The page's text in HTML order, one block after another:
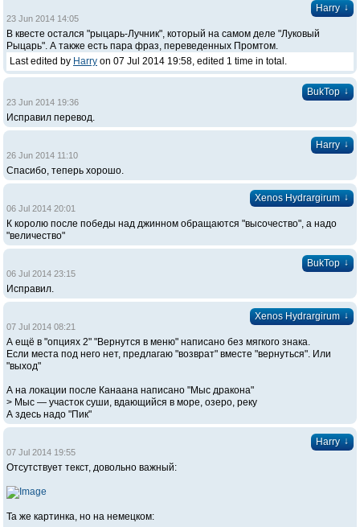
Harry ↓
23 Jun 2014 14:05
В квесте остался "рыцарь-Лучник", который на самом деле "Луковый
Рыцарь". А также есть пара фраз, переведенных Промтом.
Last edited by Harry on 07 Jul 2014 19:58, edited 1 time in total.
BukTop ↓
23 Jun 2014 19:36
Исправил перевод.
Harry ↓
26 Jun 2014 11:10
Спасибо, теперь хорошо.
Xenos Hydrargirum ↓
06 Jul 2014 20:01
К королю после победы над джинном обращаются "высочество", а надо
"величество"
BukTop ↓
06 Jul 2014 23:15
Исправил.
Xenos Hydrargirum ↓
07 Jul 2014 08:21
А ещё в "опциях 2" "Вернутся в меню" написано без мягкого знака.
Если места под него нет, предлагаю "возврат" вместе "вернуться". Или
"выход"
А на локации после Канаана написано "Мыс дракона"
> Мыс — участок суши, вдающийся в море, озеро, реку
А здесь надо "Пик"
Harry ↓
07 Jul 2014 19:55
Отсутствует текст, довольно важный:
Та же картинка, но на немецком: